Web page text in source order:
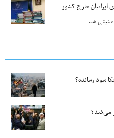
ایرانیان خارج کشور
شد
سود رسانده؟
می‌کند؟